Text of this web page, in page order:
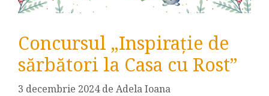
Concursul „Inspirație de
sărbători la Casa cu Rost”
3 decembrie 2024 de Adela Ioana